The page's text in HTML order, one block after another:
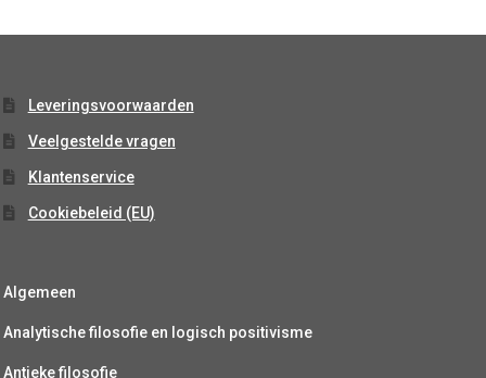
Leveringsvoorwaarden
Veelgestelde vragen
Klantenservice
Cookiebeleid (EU)
Algemeen
Analytische filosofie en logisch positivisme
Antieke filosofie